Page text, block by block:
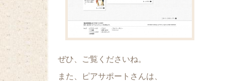
ぜひ、ご覧くださいね。
また、ピアサポートさんは、